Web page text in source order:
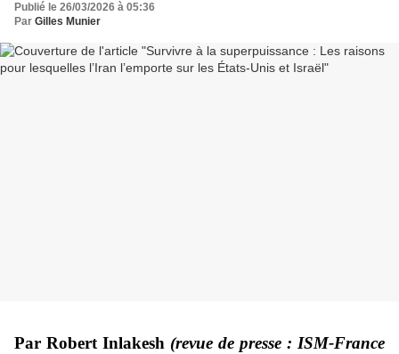
Publié le 26/03/2026 à 05:36
Par Gilles Munier
Par Robert Inlakesh (revue de presse : ISM-France